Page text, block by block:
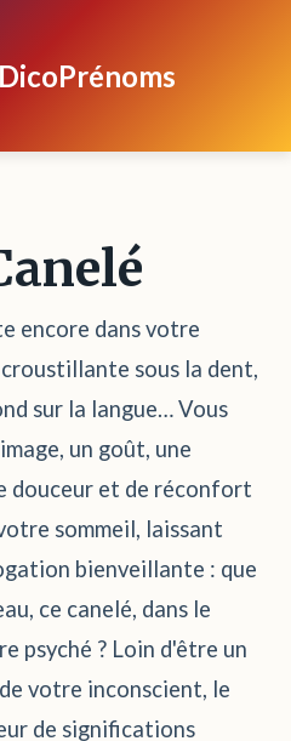
encore dans votre
sous la dent,
sur la langue… Vous
un goût, une
douceur et de réconfort
sommeil, laissant
bienveillante : que
ce canelé, dans le
psyché ? Loin d'être un
votre inconscient, le
de significations